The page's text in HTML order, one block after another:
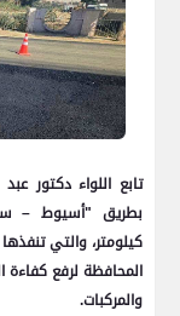
تابع اللواء دكتور
كيلومتر، والتي
المحافظة لرفع كفاءة
والمركبات.